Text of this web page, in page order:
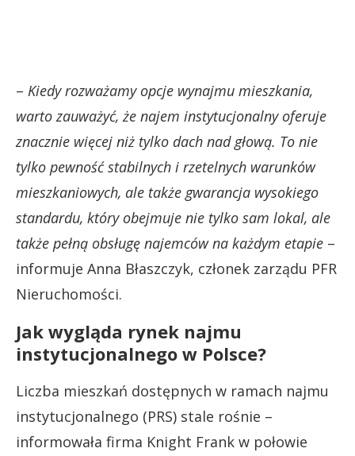
– Kiedy rozważamy opcje wynajmu mieszkania,
warto zauważyć, że najem instytucjonalny oferuje
znacznie więcej niż tylko dach nad głową. To nie
tylko pewność stabilnych i rzetelnych warunków
mieszkaniowych, ale także gwarancja wysokiego
standardu, który obejmuje nie tylko sam lokal, ale
także pełną obsługę najemców na każdym etapie –
informuje Anna Błaszczyk, członek zarządu PFR
Nieruchomości.
Jak wygląda rynek najmu
instytucjonalnego w Polsce?
Liczba mieszkań dostępnych w ramach najmu
instytucjonalnego (PRS) stale rośnie –
informowała firma Knight Frank w połowie